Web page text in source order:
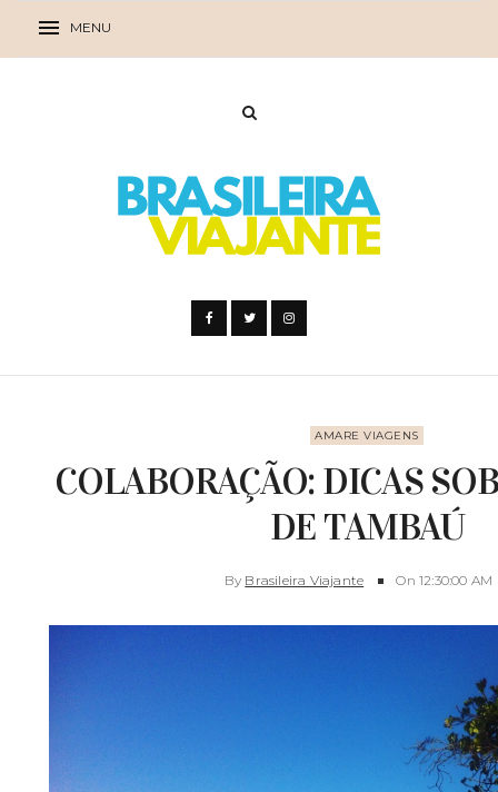
AMARE VIAGENS
COLABORAÇÃO: DICAS
DE TAMBAÚ
By Brasileira Viajante On 12:30:00 AM